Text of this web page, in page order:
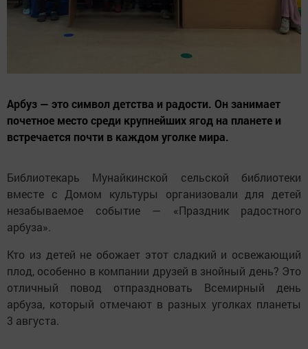
Арбуз — это символ детства и радости. Он занимает
почетное место среди крупнейших ягод на планете и
встречается почти в каждом уголке мира.
Библиотекарь Мунайкинской сельской библиотеки
вместе с Домом культуры организовали для детей
незабываемое событие — «Праздник радостного
арбуза».
Кто из детей не обожает этот сладкий и освежающий
плод, особенно в компании друзей в знойный день? Это
отличный повод отпраздновать Всемирный день
арбуза, который отмечают в разных уголках планеты
3 августа.